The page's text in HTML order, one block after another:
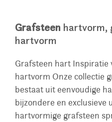
Grafsteen hartvorm,
hartvorm
Grafsteen hart Inspiratie
hartvorm Onze collectie
bestaat uit eenvoudige
bijzondere en exclusieve
hartvormige grafsteen